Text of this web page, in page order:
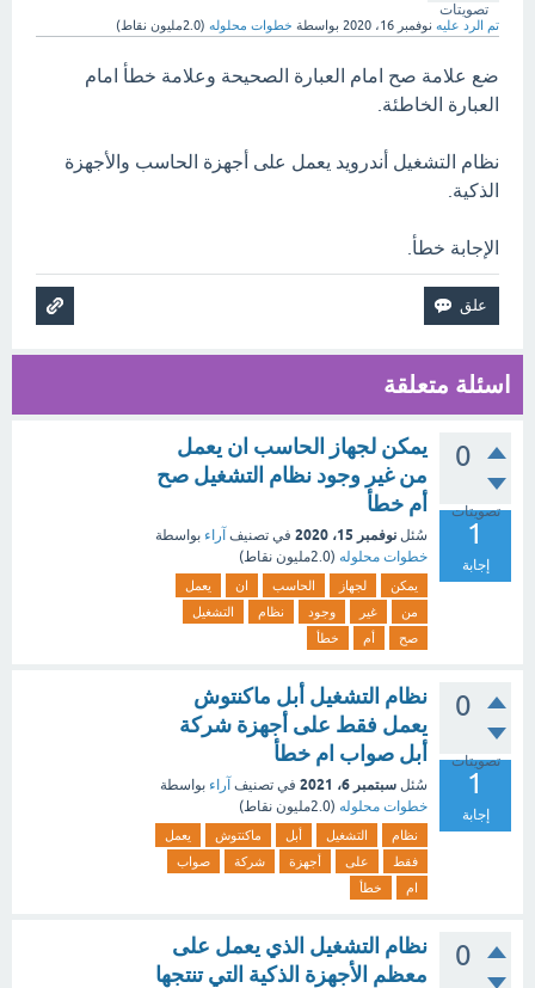
تصويتات
تم الرد عليه نوفمبر 16، 2020 بواسطة خطوات محلوله (2.0مليون نقاط)
ضع علامة صح امام العبارة الصحيحة وعلامة خطأ امام
العبارة الخاطئة.
نظام التشغيل أندرويد يعمل على أجهزة الحاسب والأجهزة
الذكية.
الإجابة خطأ.
اسئلة متعلقة
0
تصويتات
1
إجابة
يمكن لجهاز الحاسب ان يعمل
من غير وجود نظام التشغيل صح
أم خطأ
سُئل نوفمبر 15، 2020 في تصنيف آراء بواسطة
خطوات محلوله (2.0مليون نقاط)
يمكن لجهاز الحاسب ان
يعمل
من
غير وجود نظام
التشغيل
صح
أم خطأ
0
تصويتات
1
إجابة
نظام التشغيل أبل ماكنتوش
يعمل فقط على أجهزة شركة
أبل صواب ام خطأ
سُئل سبتمبر 6، 2021 في تصنيف آراء بواسطة
خطوات محلوله (2.0مليون نقاط)
نظام التشغيل أبل ماكنتوش
يعمل
فقط
على أجهزة شركة
صواب
ام
خطأ
0
نظام التشغيل الذي يعمل على
معظم الأجهزة الذكية التي تنتجها